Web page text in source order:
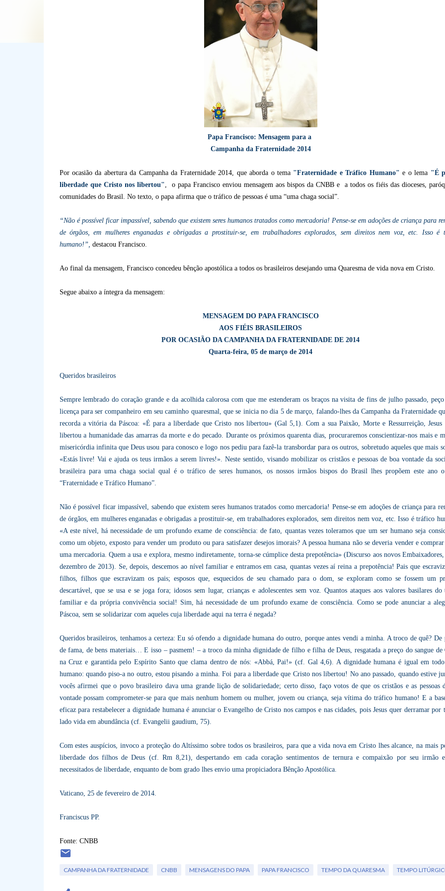
Papa Francisco: Mensagem para a
Campanha da Fraternidade 2014
Por ocasião da abertura da Campanha da Fraternidade 2014, que aborda o tema "Fraternidade e Tráfico Humano" e o lema "É
liberdade que Cristo nos libertou", o papa Francisco enviou mensagem aos bispos da CNBB e a todos os fiéis das dioceses,
comunidades do Brasil. No texto, o papa afirma que o tráfico de pessoas é uma “uma chaga social”.
“Não é possível ficar impassível, sabendo que existem seres humanos tratados como mercadoria! Pense-se em adoções de criança para
de órgãos, em mulheres enganadas e obrigadas a prostituir-se, em trabalhadores explorados, sem direitos nem voz, etc. Isso é
humano!”, destacou Francisco.
Ao final da mensagem, Francisco concedeu bênção apostólica a todos os brasileiros desejando uma Quaresma de vida nova em Cristo.
Segue abaixo a íntegra da mensagem:
MENSAGEM DO PAPA FRANCISCO
AOS FIÉIS BRASILEIROS
POR OCASIÃO DA CAMPANHA DA FRATERNIDADE DE 2014
Quarta-feira, 05 de março de 2014
Queridos brasileiros
Sempre lembrado do coração grande e da acolhida calorosa com que me estenderam os braços na visita de fins de julho passado,
licença para ser companheiro em seu caminho quaresmal, que se inicia no dia 5 de março, falando-lhes da Campanha da Fraternidade
recorda a vitória da Páscoa: «É para a liberdade que Cristo nos libertou» (Gal 5,1). Com a sua Paixão, Morte e Ressurreição, Jesus
libertou a humanidade das amarras da morte e do pecado. Durante os próximos quarenta dias, procuraremos conscientizar-nos mais e
misericórdia infinita que Deus usou para conosco e logo nos pediu para fazê-la transbordar para os outros, sobretudo aqueles que mais
«Estás livre! Vai e ajuda os teus irmãos a serem livres!». Neste sentido, visando mobilizar os cristãos e pessoas de boa vontade da
brasileira para uma chaga social qual é o tráfico de seres humanos, os nossos irmãos bispos do Brasil lhes propõem este ano
“Fraternidade e Tráfico Humano”.
Não é possível ficar impassível, sabendo que existem seres humanos tratados como mercadoria! Pense-se em adoções de criança para
de órgãos, em mulheres enganadas e obrigadas a prostituir-se, em trabalhadores explorados, sem direitos nem voz, etc. Isso é tráfico
«A este nível, há necessidade de um profundo exame de consciência: de fato, quantas vezes toleramos que um ser humano seja
como um objeto, exposto para vender um produto ou para satisfazer desejos imorais? A pessoa humana não se deveria vender e
uma mercadoria. Quem a usa e explora, mesmo indiretamente, torna-se cúmplice desta prepotência» (Discurso aos novos
dezembro de 2013). Se, depois, descemos ao nível familiar e entramos em casa, quantas vezes aí reina a prepotência! Pais que
filhos, filhos que escravizam os pais; esposos que, esquecidos de seu chamado para o dom, se exploram como se fossem um
descartável, que se usa e se joga fora; idosos sem lugar, crianças e adolescentes sem voz. Quantos ataques aos valores basilares do
familiar e da própria convivência social! Sim, há necessidade de um profundo exame de consciência. Como se pode anunciar a
Páscoa, sem se solidarizar com aqueles cuja liberdade aqui na terra é negada?
Queridos brasileiros, tenhamos a certeza: Eu só ofendo a dignidade humana do outro, porque antes vendi a minha. A troco de quê? De
de fama, de bens materiais… E isso – pasmem! – a troco da minha dignidade de filho e filha de Deus, resgatada a preço do sangue de
na Cruz e garantida pelo Espírito Santo que clama dentro de nós: «Abbá, Pai!» (cf. Gal 4,6). A dignidade humana é igual em
humano: quando piso-a no outro, estou pisando a minha. Foi para a liberdade que Cristo nos libertou! No ano passado, quando estive
vocês afirmei que o povo brasileiro dava uma grande lição de solidariedade; certo disso, faço votos de que os cristãos e as pessoas
vontade possam comprometer-se para que mais nenhum homem ou mulher, jovem ou criança, seja vítima do tráfico humano! E a
eficaz para restabelecer a dignidade humana é anunciar o Evangelho de Cristo nos campos e nas cidades, pois Jesus quer derramar por
lado vida em abundância (cf. Evangelii gaudium, 75).
Com estes auspícios, invoco a proteção do Altíssimo sobre todos os brasileiros, para que a vida nova em Cristo lhes alcance, na mais
liberdade dos filhos de Deus (cf. Rm 8,21), despertando em cada coração sentimentos de ternura e compaixão por seu irmão
necessitados de liberdade, enquanto de bom grado lhes envio uma propiciadora Bênção Apostólica.
Vaticano, 25 de fevereiro de 2014.
Franciscus PP.
Fonte: CNBB
CAMPANHA DA FRATERNIDADE CNBB MENSAGENS DO PAPA PAPA FRANCISCO TEMPO DA QUARESMA TEMPO